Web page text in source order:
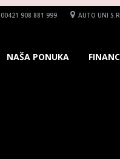
00421 908 881 999 AUTO UNI
NAŠA PONUKA